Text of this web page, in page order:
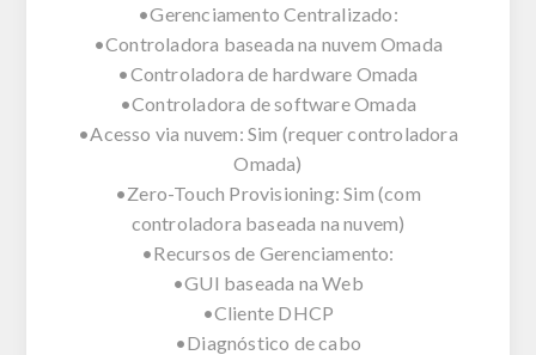
•Gerenciamento Centralizado:
•Controladora baseada na nuvem Omada
•Controladora de hardware Omada
•Controladora de software Omada
•Acesso via nuvem: Sim (requer controladora
Omada)
•Zero-Touch Provisioning: Sim (com
controladora baseada na nuvem)
•Recursos de Gerenciamento:
•GUI baseada na Web
•Cliente DHCP
•Diagnóstico de cabo